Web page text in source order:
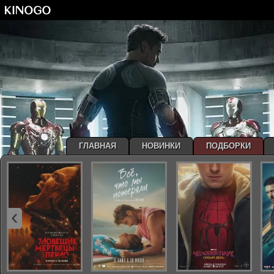
ГЛАВНАЯ НОВИНКИ ПОДБОРКИ
‹